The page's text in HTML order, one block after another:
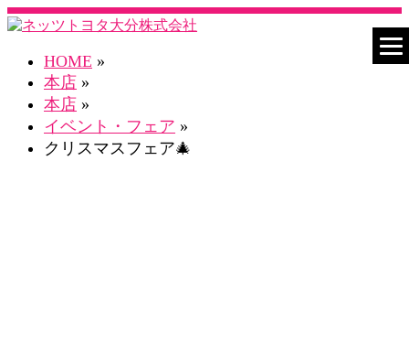
HOME »
本店 »
本店 »
イベント・フェア »
クリスマスフェア🎄